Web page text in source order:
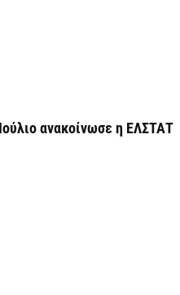
ανακοίνωσε η ΕΛΣΤΑΤ